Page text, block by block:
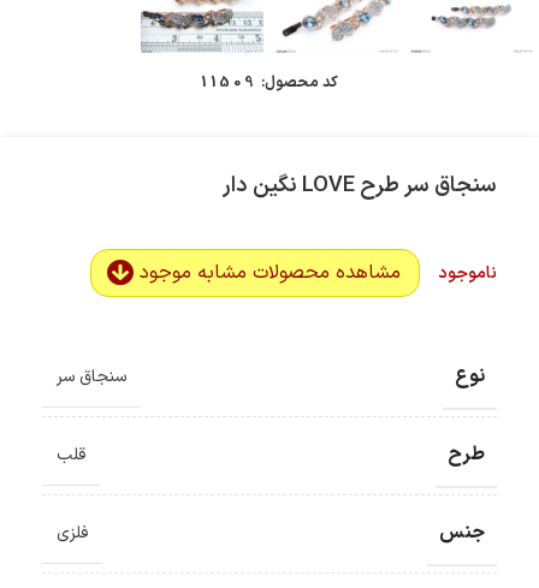
کد محصول: 11509
سنجاق سر طرح LOVE نگین دار
ناموجود مشاهده محصولات مشابه موجود
نوع سنجاق سر
طرح قلب
جنس فلزی